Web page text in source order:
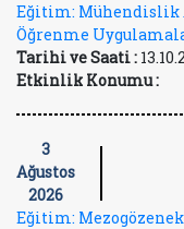
Eğitim: Mühendislik
Öğrenme
Tarihi ve Saati :
Etkinlik Konumu :
3
Ağustos
2026
Eğitim: